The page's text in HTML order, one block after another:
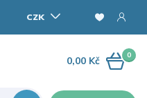
CZK
0
0,00 Kč